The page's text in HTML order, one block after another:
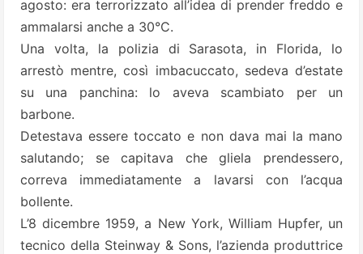
agosto: era terrorizzato all’idea di prender freddo e
ammalarsi anche a 30°C.
Una volta, la polizia di Sarasota, in Florida, lo
arrestò mentre, così imbacuccato, sedeva d’estate
su una panchina: lo aveva scambiato per un
barbone.
Detestava essere toccato e non dava mai la mano
salutando; se capitava che gliela prendessero,
correva immediatamente a lavarsi con l’acqua
bollente.
L’8 dicembre 1959, a New York, William Hupfer, un
tecnico della Steinway & Sons, l’azienda produttrice